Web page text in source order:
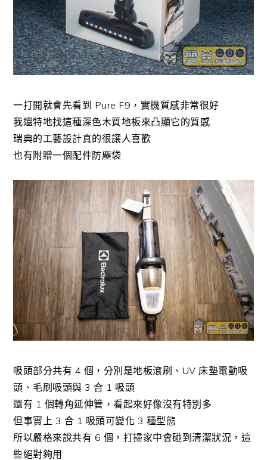
一打開就會先看到 Pure F9，實機質感非常很好
我還特地找這種深色木質地板來凸顯它的質感
瑞典的工藝設計真的很讓人喜歡
也有附贈一個配件防塵袋
吸頭部分共有 4 個，分別是地板滾刷、UV 床墊電動吸
頭、毛刷吸頭與 3 合 1 吸頭
還有 1 個轉角延伸管，看起來好像沒有特別多
但事實上 3 合 1 吸頭可變化 3 種型態
所以嚴格來說共有 6 個，打掃家中會碰到清潔狀況，這
些絕對夠用